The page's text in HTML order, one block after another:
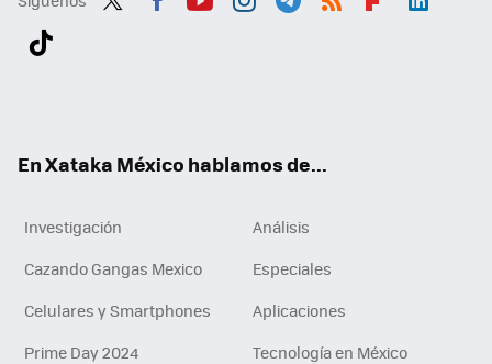
En Xataka México hablamos de...
Investigación
Análisis
Cazando Gangas Mexico
Especiales
Celulares y Smartphones
Aplicaciones
Prime Day 2024
Tecnología en México